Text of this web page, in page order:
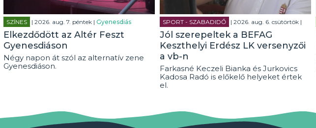
SZÍNES | 2026. aug. 7. péntek | Gyenesdiás
Elkezdődött az Altér Feszt
Gyenesdiáson
Négy napon át szól az alternatív zene
Gyenesdiáson.
SPORT - SZABADIDŐ | 2026. aug. 6. csütörtök |
Jól szerepeltek a BEFAG
Keszthelyi Erdész LK versenyzői
a vb-n
Farkasné Keczeli Bianka és Jurkovics
Kadosa Radó is előkelő helyeket értek
el.